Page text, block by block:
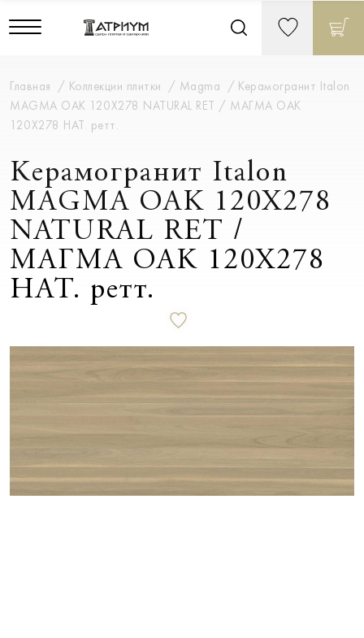
Главная Коллекции плитки Magma
Керамогранит Italon
MAGMA OAK 120X278 NATURAL RET / МАГМА ОАК
120X278 НАТ. ретт.
Керамогранит Italon
MAGMA OAK 120X278
NATURAL RET /
МАГМА ОАК 120X278
НАТ. ретт.